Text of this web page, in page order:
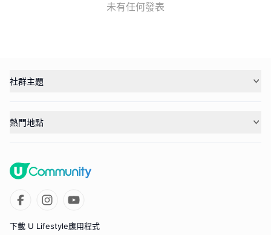
未有任何發表
社群主題
熱門地點
下載 U Lifestyle應用程式